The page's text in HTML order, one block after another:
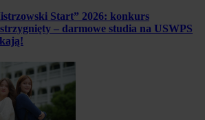
Start” 2026: konkurs
– darmowe studia na USWPS